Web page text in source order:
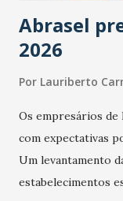
Abrasel
2026
Por Lauriberto
Os empresários de
com expectativas
Um levantamento
estabelecimentos